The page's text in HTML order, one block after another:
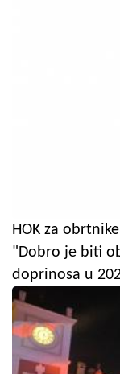
HOK za
"Dobro je biti
doprinosa u